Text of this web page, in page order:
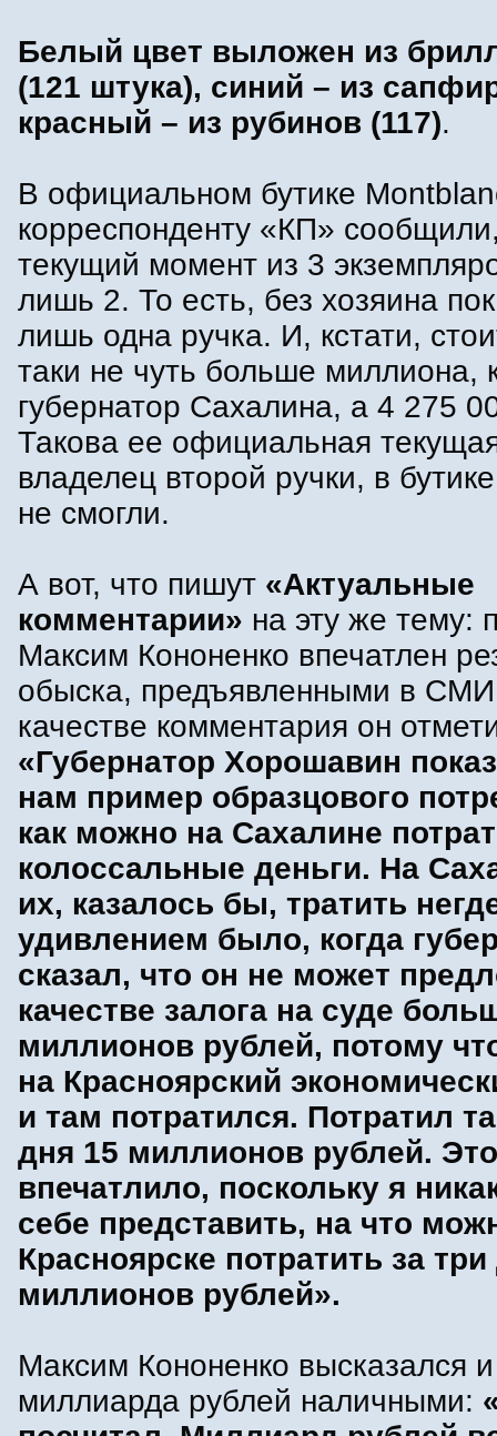
Белый цвет выложен из
(121 штука), синий – из
красный – из рубинов (117).
В официальном бутике
корреспонденту «КП»
текущий момент из 3
лишь 2. То есть, без хозяина
лишь одна ручка. И, кстати,
таки не чуть больше миллиона,
губернатор Сахалина, а 4 275
Такова ее официальная
владелец второй ручки, в
не смогли.
А вот, что пишут «Актуальные
комментарии» на эту же тему:
Максим Кононенко впечатлен
обыска, предъявленными в
качестве комментария он
«Губернатор Хорошавин
нам пример образцового
как можно на Сахалине
колоссальные деньги. На
их, казалось бы, тратить
удивлением было, когда
сказал, что он не может
качестве залога на суде
миллионов рублей, потому
на Красноярский
и там потратился. Потратил
дня 15 миллионов рублей.
впечатлило, поскольку я
себе представить, на что
Красноярске потратить за
миллионов рублей».
Максим Кононенко высказался
миллиарда рублей наличными: